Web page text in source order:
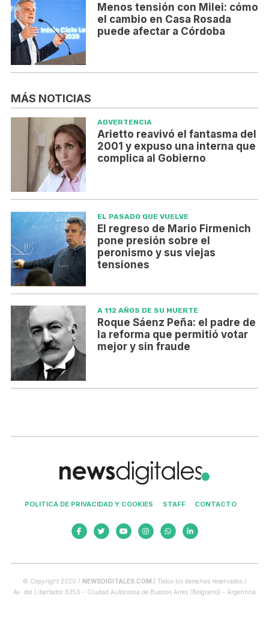
Menos tensión con Milei: cómo
el cambio en Casa Rosada
puede afectar a Córdoba
MÁS NOTICIAS
ADVERTENCIA
Arietto reavivó el fantasma del
2001 y expuso una interna que
complica al Gobierno
EL PASADO QUE VUELVE
El regreso de Mario Firmenich
pone presión sobre el
peronismo y sus viejas
tensiones
A 112 AÑOS DE SU MUERTE
Roque Sáenz Peña: el padre de
la reforma que permitió votar
mejor y sin fraude
POLITICA DE PRIVACIDAD Y COOKIES STAFF CONTACTO
© Copyright 2020 / NEWSDIGITALES.COM / Todos los derechos reservados /
Av. del Libertador 6350 - Ciudad Autónoma de Buenos Aires (Belgrano) - Argentina